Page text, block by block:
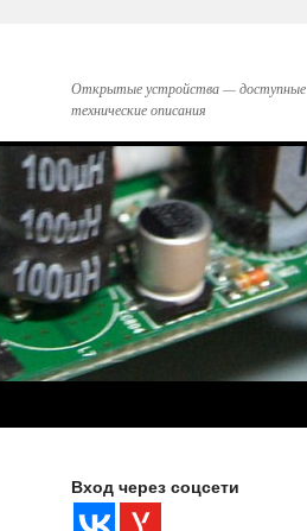
Открытые устройства — доступные
технические описания
Вход через соцсети